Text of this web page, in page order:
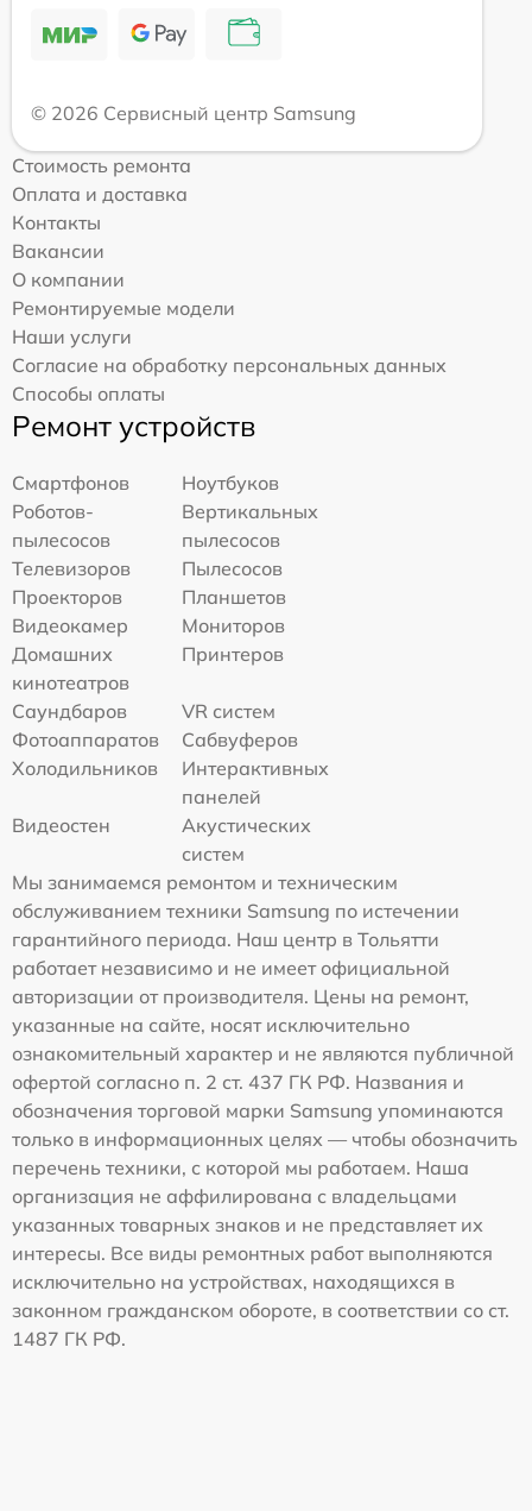
© 2026 Сервисный центр Samsung
Стоимость ремонта
Оплата и доставка
Контакты
Вакансии
О компании
Ремонтируемые модели
Наши услуги
Согласие на обработку персональных данных
Способы оплаты
Ремонт устройств
Смартфонов
Ноутбуков
Роботов-
пылесосов
Вертикальных
пылесосов
Телевизоров
Пылесосов
Проекторов
Планшетов
Видеокамер
Мониторов
Домашних
кинотеатров
Принтеров
Саундбаров
VR систем
Фотоаппаратов
Сабвуферов
Холодильников
Интерактивных
панелей
Видеостен
Акустических
систем
Мы занимаемся ремонтом и техническим
обслуживанием техники Samsung по истечении
гарантийного периода. Наш центр в Тольятти
работает независимо и не имеет официальной
авторизации от производителя. Цены на ремонт,
указанные на сайте, носят исключительно
ознакомительный характер и не являются публичной
офертой согласно п. 2 ст. 437 ГК РФ. Названия и
обозначения торговой марки Samsung упоминаются
только в информационных целях — чтобы обозначить
перечень техники, с которой мы работаем. Наша
организация не аффилирована с владельцами
указанных товарных знаков и не представляет их
интересы. Все виды ремонтных работ выполняются
исключительно на устройствах, находящихся в
законном гражданском обороте, в соответствии со ст.
1487 ГК РФ.